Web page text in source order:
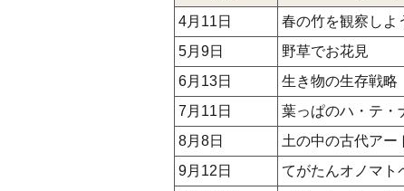
4月11日
春の竹を観察しよ
5月9日
野草でお花見
6月13日
生き物の生存戦略
7月11日
葉っぱのハ・テ・
8月8日
土の中の古代アー
9月12日
てがたんオノマト